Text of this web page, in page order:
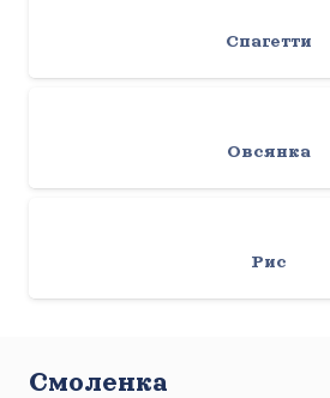
Спагетти
Овсянка
Рис
Смоленка